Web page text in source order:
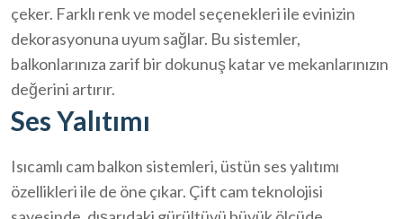
çeker. Farklı renk ve model seçenekleri ile evinizin
dekorasyonuna uyum sağlar. Bu sistemler,
balkonlarınıza zarif bir dokunuş katar ve mekanlarınızın
değerini artırır.
Ses Yalıtımı
Isıcamlı cam balkon sistemleri, üstün ses yalıtımı
özellikleri ile de öne çıkar. Çift cam teknolojisi